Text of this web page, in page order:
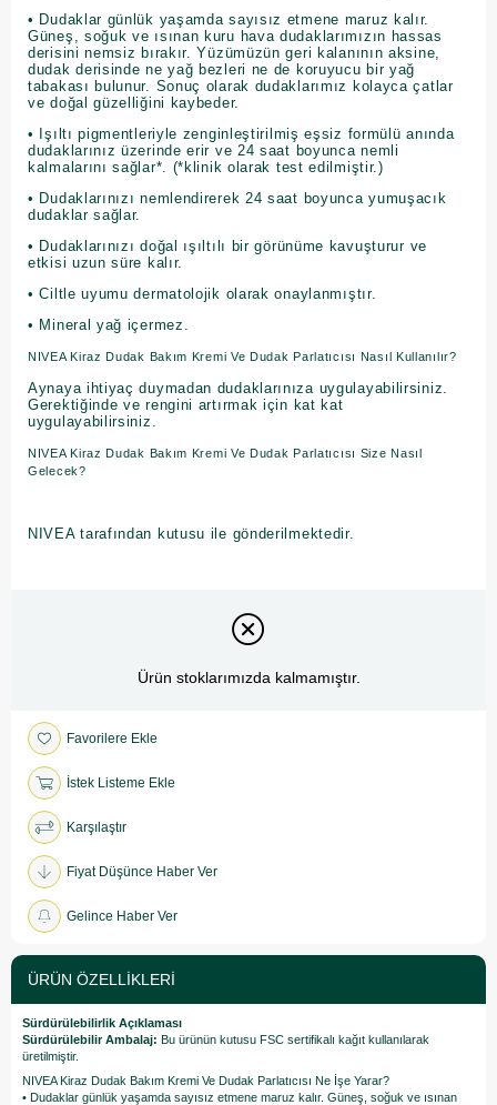
• Dudaklar günlük yaşamda sayısız etmene maruz kalır.
Güneş, soğuk ve ısınan kuru hava dudaklarımızın hassas
derisini nemsiz bırakır. Yüzümüzün geri kalanının aksine,
dudak derisinde ne yağ bezleri ne de koruyucu bir yağ
tabakası bulunur. Sonuç olarak dudaklarımız kolayca çatlar
ve doğal güzelliğini kaybeder.
• Işıltı pigmentleriyle zenginleştirilmiş eşsiz formülü anında
dudaklarınız üzerinde erir ve 24 saat boyunca nemli
kalmalarını sağlar*. (*klinik olarak test edilmiştir.)
• Dudaklarınızı nemlendirerek 24 saat boyunca yumuşacık
dudaklar sağlar.
• Dudaklarınızı doğal ışıltılı bir görünüme kavuşturur ve
etkisi uzun süre kalır.
• Ciltle uyumu dermatolojik olarak onaylanmıştır.
• Mineral yağ içermez.
NIVEA Kiraz Dudak Bakım Kremi Ve Dudak Parlatıcısı Nasıl Kullanılır?
Aynaya ihtiyaç duymadan dudaklarınıza uygulayabilirsiniz.
Gerektiğinde ve rengini artırmak için kat kat
uygulayabilirsiniz.
NIVEA Kiraz Dudak Bakım Kremi Ve Dudak Parlatıcısı Size Nasıl
Gelecek?
NIVEA tarafından kutusu ile gönderilmektedir.
Ürün stoklarımızda kalmamıştır.
Favorilere Ekle
İstek Listeme Ekle
Karşılaştır
Fiyat Düşünce Haber Ver
Gelince Haber Ver
ÜRÜN ÖZELLIKLERI
Sürdürülebilirlik Açıklaması
Sürdürülebilir Ambalaj: Bu ürünün kutusu FSC sertifikalı kağıt kullanılarak
üretilmiştir.
NIVEA Kiraz Dudak Bakım Kremi Ve Dudak Parlatıcısı Ne İşe Yarar?
• Dudaklar günlük yaşamda sayısız etmene maruz kalır. Güneş, soğuk ve ısınan